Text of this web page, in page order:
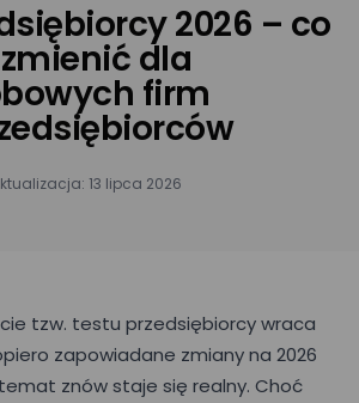
2026 – co
dla
firm
13 lipca 2026
tzw. testu przedsiębiorcy wraca
zapowiadane zmiany na 2026
znów staje się realny. Choć